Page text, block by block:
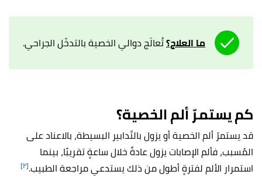
ما العلاج؟تُعالَج دوالي الخصية بالتدخّل الجراحي.
كم يستمرّ ألم الخصية؟
قد يستمرّ ألم الخصية أو يزول بالتّدابير البسيطة، بالاعناد على
المُسبب، فألم الإصابات يزول عادةً خلال ساعةٍ تقريبًا، بينما
استمرار الألم لفترةٍ أطول من ذلك يستدعي مراجعة الطبيب.[٢]